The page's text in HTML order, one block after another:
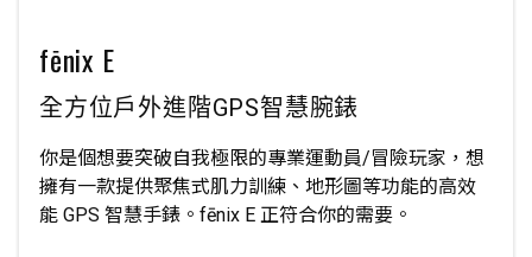
fēnix E
全方位戶外進階GPS智慧腕錶
你是個想要突破自我極限的專業運動員/冒險玩家，想
擁有一款提供聚焦式肌力訓練、地形圖等功能的高效
能 GPS 智慧手錶。fēnix E 正符合你的需要。